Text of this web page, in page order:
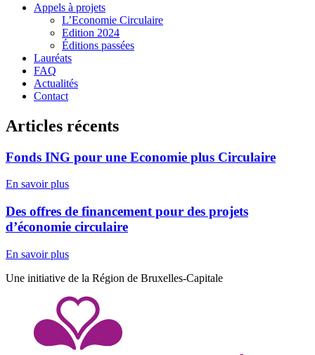
Appels à projets
L’Economie Circulaire
Edition 2024
Éditions passées
Lauréats
FAQ
Actualités
Contact
Articles récents
Fonds ING pour une Economie plus Circulaire
En savoir plus
Des offres de financement pour des projets
d’économie circulaire
En savoir plus
Une initiative de la Région de Bruxelles-Capitale